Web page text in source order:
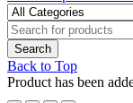
Back to Top
Product has been